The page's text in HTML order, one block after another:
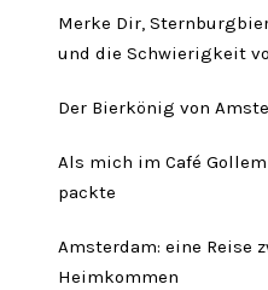
Merke Dir,
und die Schwierigkeit
Der Bierkönig von
Als mich im Café
packte
Amsterdam: eine Reise
Heimkommen